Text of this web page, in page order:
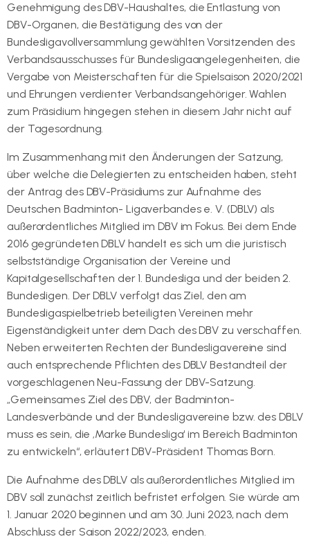
Genehmigung des DBV-Haushaltes, die Entlastung von
DBV-Organen, die Bestätigung des von der
Bundesligavollversammlung gewählten Vorsitzenden des
Verbandsausschusses für Bundesligaangelegenheiten, die
Vergabe von Meisterschaften für die Spielsaison 2020/2021
und Ehrungen verdienter Verbandsangehöriger. Wahlen
zum Präsidium hingegen stehen in diesem Jahr nicht auf
der Tagesordnung.
Im Zusammenhang mit den Änderungen der Satzung,
über welche die Delegierten zu entscheiden haben, steht
der Antrag des DBV-Präsidiums zur Aufnahme des
Deutschen Badminton- Ligaverbandes e. V. (DBLV) als
außerordentliches Mitglied im DBV im Fokus. Bei dem Ende
2016 gegründeten DBLV handelt es sich um die juristisch
selbstständige Organisation der Vereine und
Kapitalgesellschaften der 1. Bundesliga und der beiden 2.
Bundesligen. Der DBLV verfolgt das Ziel, den am
Bundesligaspielbetrieb beteiligten Vereinen mehr
Eigenständigkeit unter dem Dach des DBV zu verschaffen.
Neben erweiterten Rechten der Bundesligavereine sind
auch entsprechende Pflichten des DBLV Bestandteil der
vorgeschlagenen Neu-Fassung der DBV-Satzung.
„Gemeinsames Ziel des DBV, der Badminton-
Landesverbände und der Bundesligavereine bzw. des DBLV
muss es sein, die ‚Marke Bundesliga‘ im Bereich Badminton
zu entwickeln“, erläutert DBV-Präsident Thomas Born.
Die Aufnahme des DBLV als außerordentliches Mitglied im
DBV soll zunächst zeitlich befristet erfolgen. Sie würde am
1. Januar 2020 beginnen und am 30. Juni 2023, nach dem
Abschluss der Saison 2022/2023, enden.